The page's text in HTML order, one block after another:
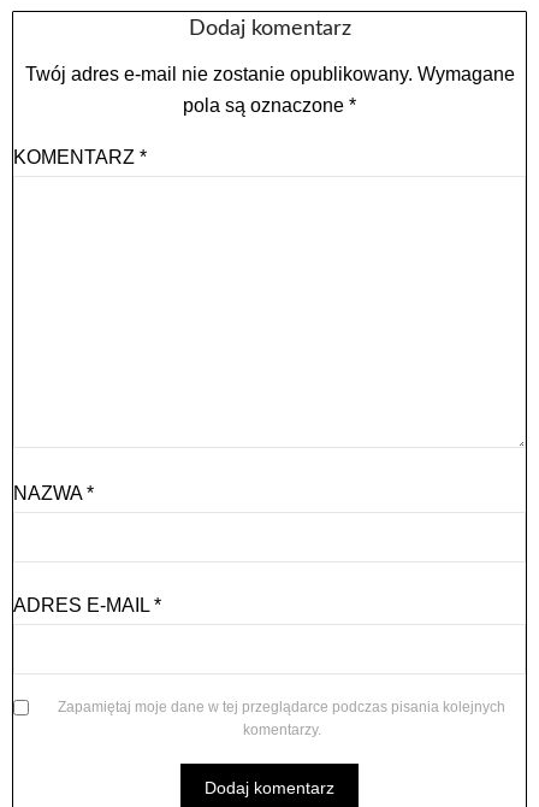
Dodaj komentarz
Twój adres e-mail nie zostanie opublikowany. Wymagane
pola są oznaczone *
KOMENTARZ *
NAZWA*
ADRES E-MAIL *
Zapamiętaj moje dane w tej przeglądarce podczas pisania kolejnych
komentarzy.